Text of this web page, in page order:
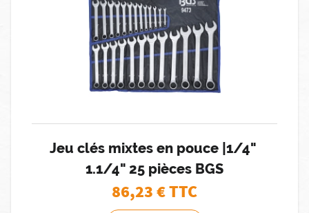
Jeu clés mixtes en pouce |1/4" 
1.1/4" 25 pièces BGS
86,23€ TTC